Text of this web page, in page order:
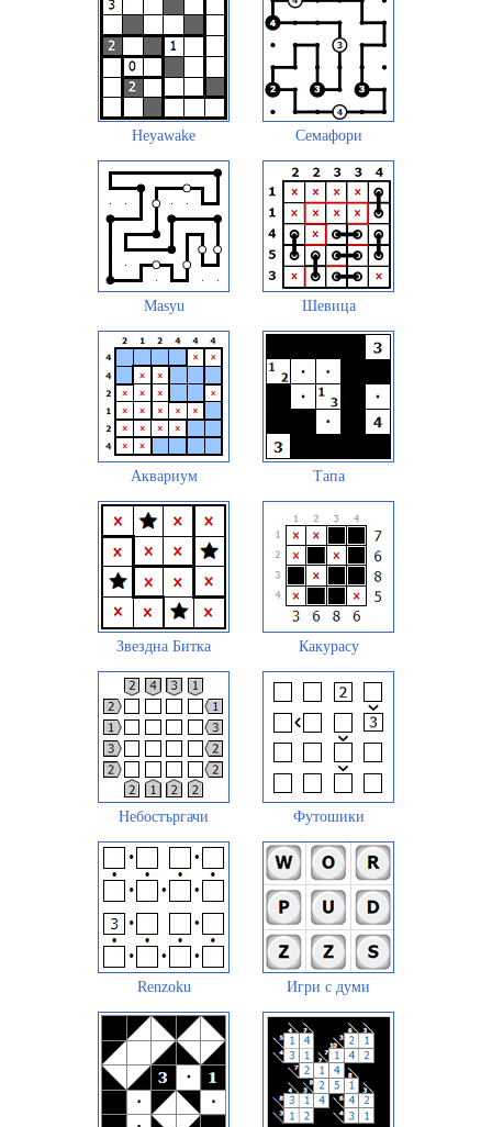
Heyawake Семафори
Masyu Шевица
Аквариум Тапа
Звездна Битка Какурасу
Небостъргачи Футошики
Renzoku Игри с думи